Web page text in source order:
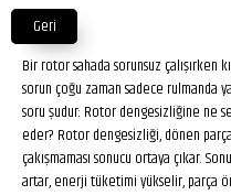
Geri
Bir rotor sahada sorunsuz çalışırken
sorun çoğu zaman sadece rulmanda
soru şudur: Rotor dengesizliğine ne
eder? Rotor dengesizliği, dönen
çakışmaması sonucu ortaya çıkar.
artar, enerji tüketimi yükselir, parça